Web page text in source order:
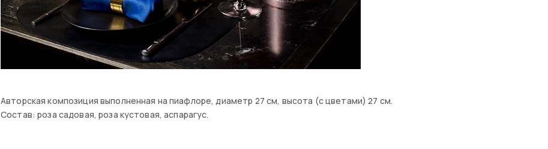
Авторская композиция выполненная на пиафлоре, диаметр 27 см, высота (с цветами) 27 см.
Состав: роза садовая, роза кустовая, аспарагус.